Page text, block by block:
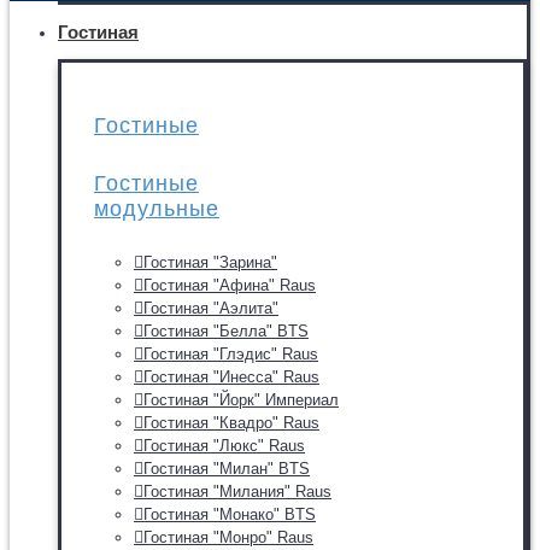
Гостиная
Гостиные
Гостиные
модульные
Гостиная "Зарина"
Гостиная "Афина" Raus
Гостиная "Аэлита"
Гостиная "Белла" BTS
Гостиная "Глэдис" Raus
Гостиная "Инесса" Raus
Гостиная "Йорк" Империал
Гостиная "Квадро" Raus
Гостиная "Люкс" Raus
Гостиная "Милан" BTS
Гостиная "Милания" Raus
Гостиная "Монако" BTS
Гостиная "Монро" Raus